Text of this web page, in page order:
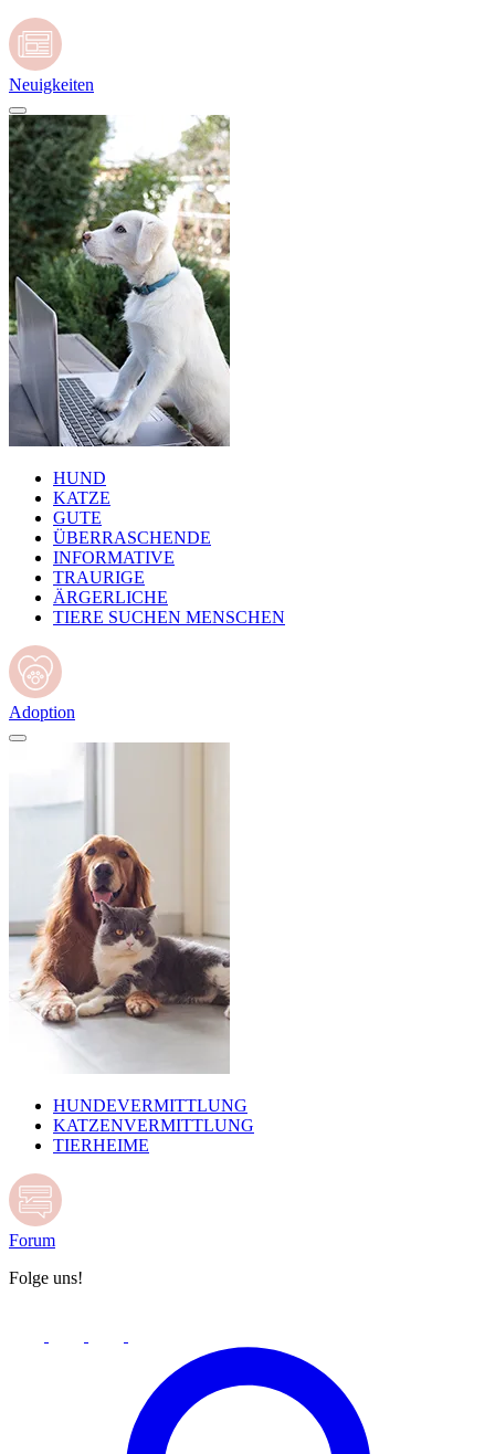
Neuigkeiten
HUND
KATZE
GUTE
ÜBERRASCHENDE
INFORMATIVE
TRAURIGE
ÄRGERLICHE
TIERE SUCHEN MENSCHEN
Adoption
HUNDEVERMITTLUNG
KATZENVERMITTLUNG
TIERHEIME
Forum
Folge uns!